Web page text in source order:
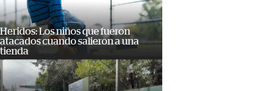
Heridos: Los niños que fueron
atacados cuando salieron a una
tienda